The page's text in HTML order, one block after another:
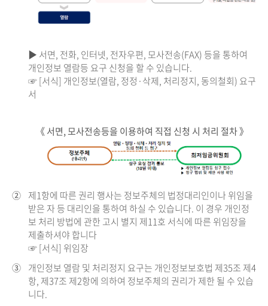
▶ 서면, 전화, 인터넷, 전자우편, 모사전송(FAX) 등을 통하여
개인정보 열람등 요구 신청을 할 수 있습니다.
☞ [서식] 개인정보(열람, 정정·삭제, 처리정지, 동의철회) 요구
서
《 서면, 모사전송등을 이용하여 직접 신청 시 처리 절차 》
② 제1항에 따른 권리 행사는 정보주체의 법정대리인이나 위임을
받은 자 등 대리인을 통하여 하실 수 있습니다. 이 경우 개인정
보 처리 방법에 관한 고시 별지 제11호 서식에 따른 위임장을
제출하셔야 합니다
☞ [서식] 위임장
③ 개인정보 열람 및 처리정지 요구는 개인정보보호법 제35조 제4
항, 제37조 제2항에 의하여 정보주체의 권리가 제한 될 수 있습
니다.